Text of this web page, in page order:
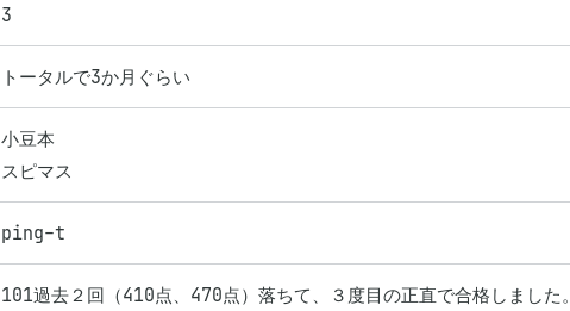
3
トータルで3か月ぐらい
小豆本
スピマス
ping-t
101過去２回（410点、470点）落ちて、３度目の正直で合格しました。